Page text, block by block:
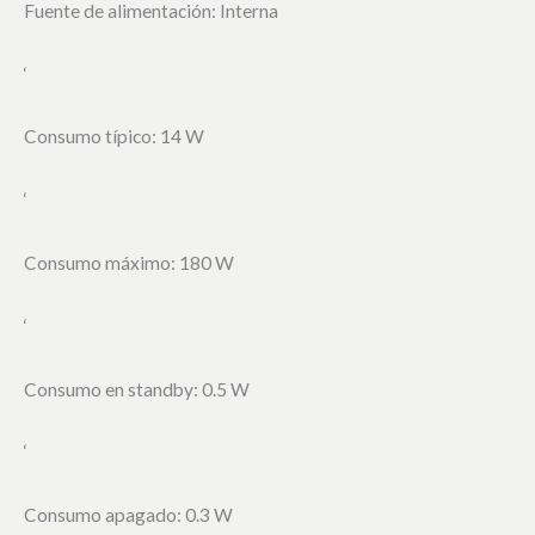
Fuente de alimentación: Interna
‘
Consumo típico: 14 W
‘
Consumo máximo: 180 W
‘
Consumo en standby: 0.5 W
‘
Consumo apagado: 0.3 W